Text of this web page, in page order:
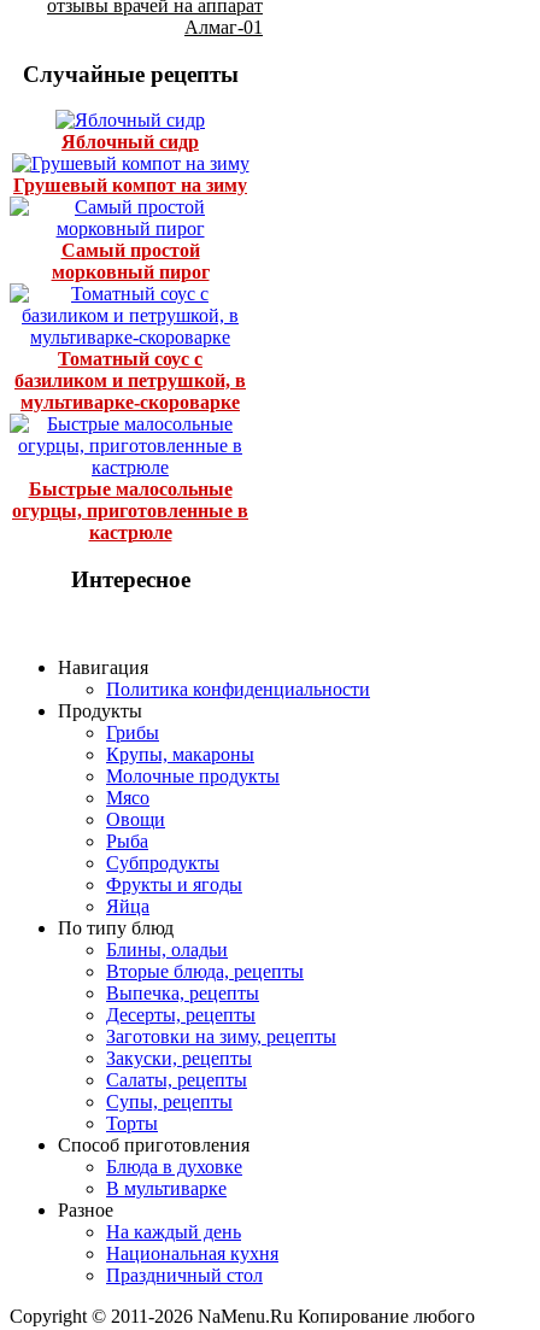
отзывы врачей на аппарат
Алмаг-01
Случайные рецепты
Яблочный сидр
Грушевый компот на зиму
Самый простой
морковный пирог
Томатный соус с
базиликом и петрушкой, в
мультиварке-скороварке
Быстрые малосольные
огурцы, приготовленные в
кастрюле
Интересное
Навигация
Политика конфиденциальности
Продукты
Грибы
Крупы, макароны
Молочные продукты
Мясо
Овощи
Рыба
Субпродукты
Фрукты и ягоды
Яйца
По типу блюд
Блины, оладьи
Вторые блюда, рецепты
Выпечка, рецепты
Десерты, рецепты
Заготовки на зиму, рецепты
Закуски, рецепты
Салаты, рецепты
Супы, рецепты
Торты
Способ приготовления
Блюда в духовке
В мультиварке
Разное
На каждый день
Национальная кухня
Праздничный стол
Copyright © 2011-2026 NaMenu.Ru Копирование любого